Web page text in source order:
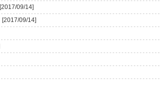
[2017/09/14]
[2017/09/14]